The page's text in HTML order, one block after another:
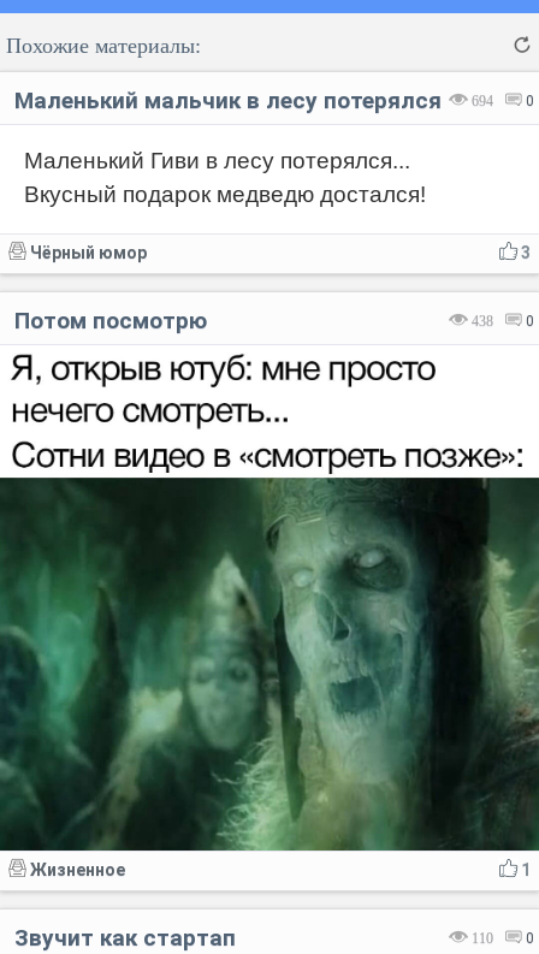
Код:
Похожие материалы:
694 0
Маленький мальчик в лесу потерялся
Маленький Гиви в лесу потерялся...
Вкусный подарок медведю достался!
3
Чёрный юмор
438 0
Потом посмотрю
1
Жизненное
110 0
Звучит как стартап